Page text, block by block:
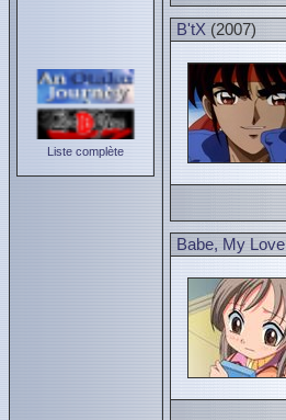
Liste complète
B'tX (2007)
Babe, My Love